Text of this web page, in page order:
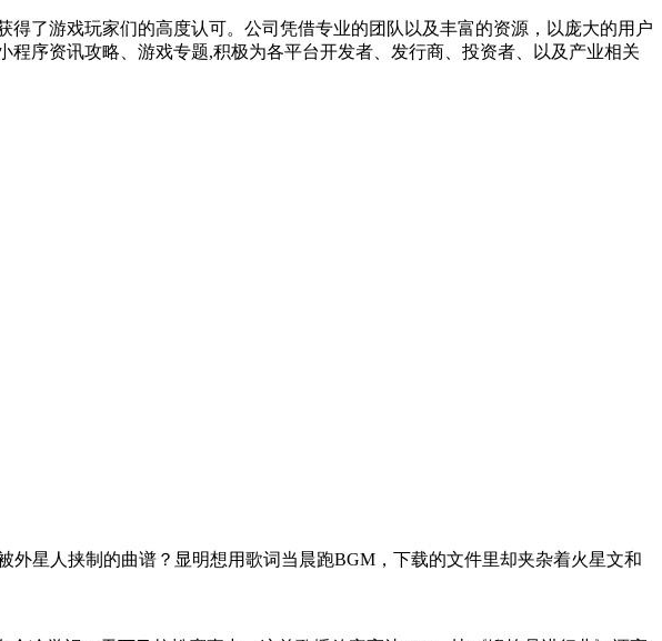
了游戏玩家们的高度认可。公司凭借专业的团队以及丰富的资源，以庞大的用户
序资讯攻略、游戏专题,积极为各平台开发者、发行商、投资者、以及产业相关
星人挟制的曲谱？显明想用歌词当晨跑BGM，下载的文件里却夹杂着火星文和